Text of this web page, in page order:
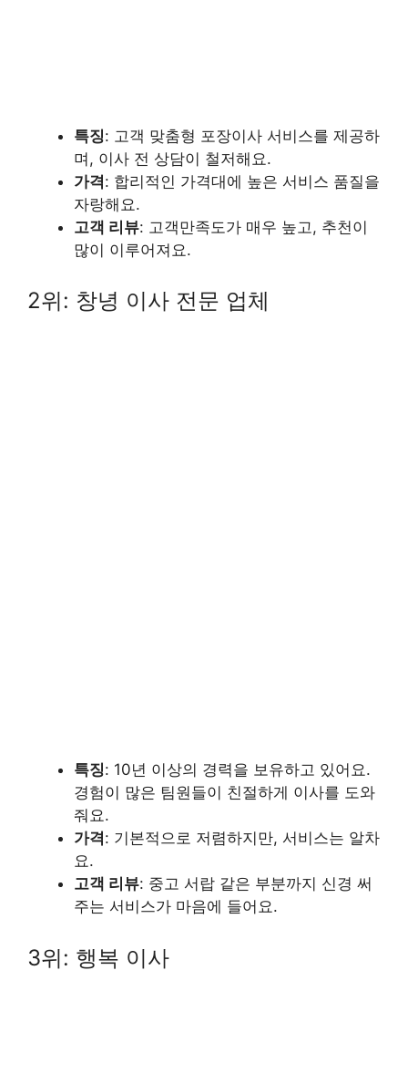
특징: 고객 맞춤형 포장이사 서비스를 제공하
며, 이사 전 상담이 철저해요.
가격: 합리적인 가격대에 높은 서비스 품질을
자랑해요.
고객 리뷰: 고객만족도가 매우 높고, 추천이
많이 이루어져요.
2위: 창녕 이사 전문 업체
특징: 10년 이상의 경력을 보유하고 있어요.
경험이 많은 팀원들이 친절하게 이사를 도와
줘요.
가격: 기본적으로 저렴하지만, 서비스는 알차
요.
고객 리뷰: 중고 서랍 같은 부분까지 신경 써
주는 서비스가 마음에 들어요.
3위: 행복 이사